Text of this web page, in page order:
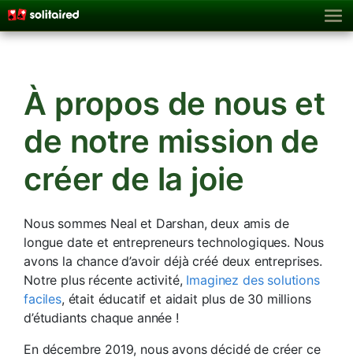
À propos de nous et
de notre mission de
créer de la joie
Nous sommes Neal et Darshan, deux amis de
longue date et entrepreneurs technologiques. Nous
avons la chance d’avoir déjà créé deux entreprises.
Notre plus récente activité, Imaginez des solutions
faciles, était éducatif et aidait plus de 30 millions
d’étudiants chaque année !
En décembre 2019, nous avons décidé de créer ce